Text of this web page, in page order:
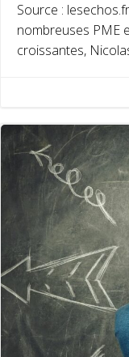
Source :
nombreuses PME
croissantes,